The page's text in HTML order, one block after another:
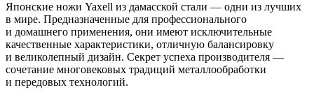
Японские ножи Yaxell из дамасской стали — одни из лучших
в мире. Предназначенные для профессионального
и домашнего применения, они имеют исключительные
качественные характеристики, отличную балансировку
и великолепный дизайн. Секрет успеха производителя —
сочетание многовековых традиций металлообработки
и передовых технологий.